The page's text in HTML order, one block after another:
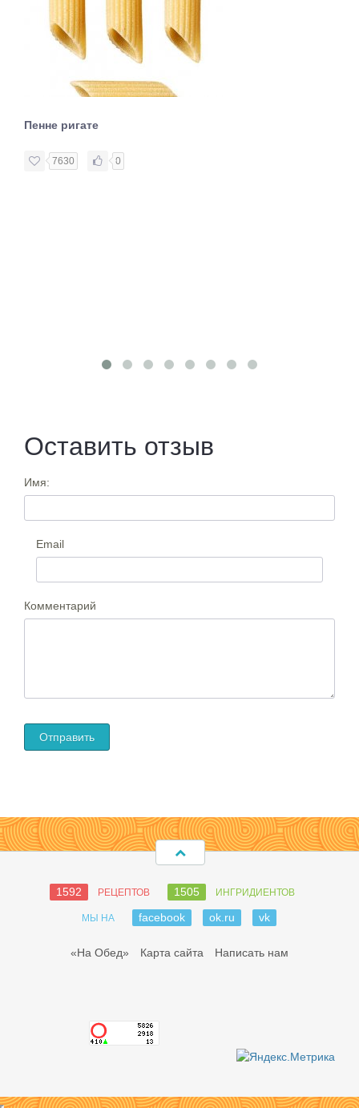
Пенне ригате
7630 0
Оставить отзыв
Имя:
Email
Комментарий
1592 РЕЦЕПТОВ 1505 ИНГРИДИЕНТОВ
МЫ НА facebook ok.ru vk
«На Обед» Карта сайта Написать нам